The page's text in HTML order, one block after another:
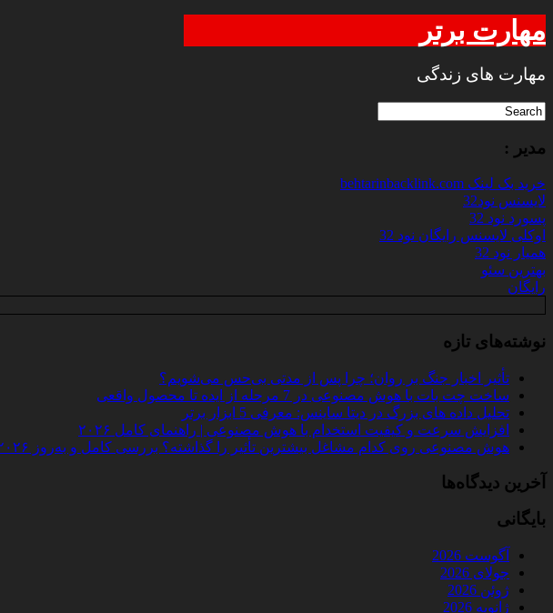
مهارت برتر
مهارت های زندگی
مدیر :
خرید بک لینک behtarinbacklink.com
لایسنس نود32
پسورد نود 32
اوکلی لایسنس رایگان نود 32
همیار نود 32
بهترین سئو
رایگان
نوشته‌های تازه
تأثیر اخبار جنگ بر روان؛ چرا پس از مدتی بی‌حس می‌شویم؟
ساخت چت‌ بات با هوش مصنوعی در 7 مرحله از ایده تا محصول واقعی
تحلیل داده‌ های بزرگ در دیتا ساینس: معرفی 5 ابزار برتر
افزایش سرعت و کیفیت استخدام با هوش مصنوعی | راهنمای کامل ۲۰۲۶
هوش مصنوعی روی کدام مشاغل بیشترین تأثیر را گذاشته؟ بررسی کامل و به‌روز ۲۰۲۶
آخرین دیدگاه‌ها
بایگانی
آگوست 2026
جولای 2026
ژوئن 2026
ژانویه 2026